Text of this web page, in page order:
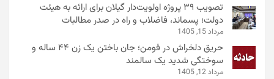
تصویب ۳۹ پروژه اولویت‌دار گیلان برای ارائه به هیئت
دولت؛ پسماند، فاضلاب و راه در صدر مطالبات
مرداد 15, 1405
حریق دلخراش در فومن؛ جان باختن یک زن ۴۴ ساله و
سوختگی شدید یک سالمند
مرداد 12, 1405